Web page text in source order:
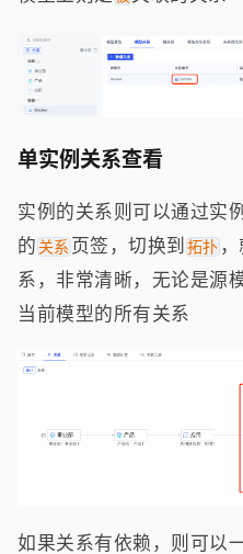
单实例关系查看
实例的关系则可以通过实
的 关系页签，切换到拓扑
系，非常清晰，无论是源
当前模型的所有关系
如果关系有依赖，则可以